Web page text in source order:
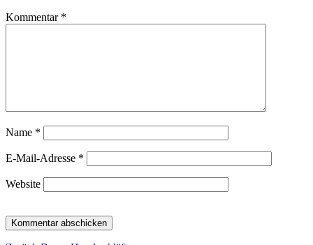
Kommentar *
Name *
E-Mail-Adresse *
Website